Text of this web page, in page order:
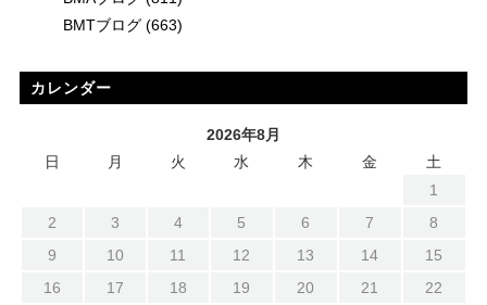
BMTブログ(663)
カレンダー
2026年8月
日
月 火 水 木 金
土
1
2
3 4 5 6 7
8
9
10 11 12 13 14
15
16
17 18 19 20 21
22